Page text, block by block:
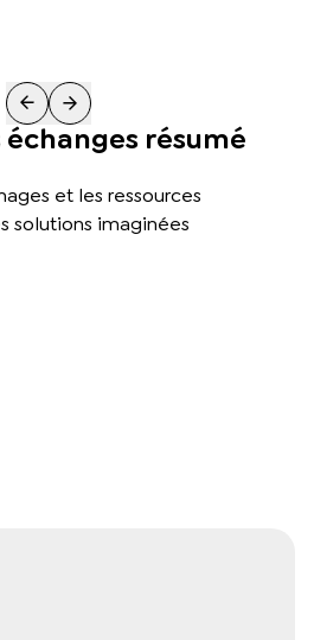
échanges résumé
et les ressources
solutions imaginées